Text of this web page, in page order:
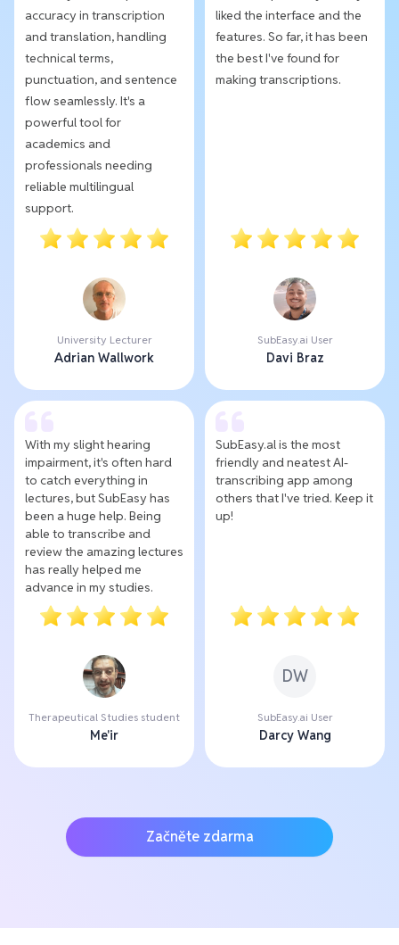
accuracy in transcription
and translation, handling
technical terms,
punctuation, and sentence
flow seamlessly. It's a
powerful tool for
academics and
professionals needing
reliable multilingual
support.
University Lecturer
Adrian Wallwork
liked the interface and the
features. So far, it has been
the best I've found for
making transcriptions.
SubEasy.ai User
Davi Braz
With my slight hearing
impairment, it's often hard
to catch everything in
lectures, but SubEasy has
been a huge help. Being
able to transcribe and
review the amazing lectures
has really helped me
advance in my studies.
Therapeutical Studies student
Me'ir
SubEasy.al is the most
friendly and neatest AI-
transcribing app among
others that I've tried. Keep it
up!
DW
SubEasy.ai User
Darcy Wang
Začněte zdarma